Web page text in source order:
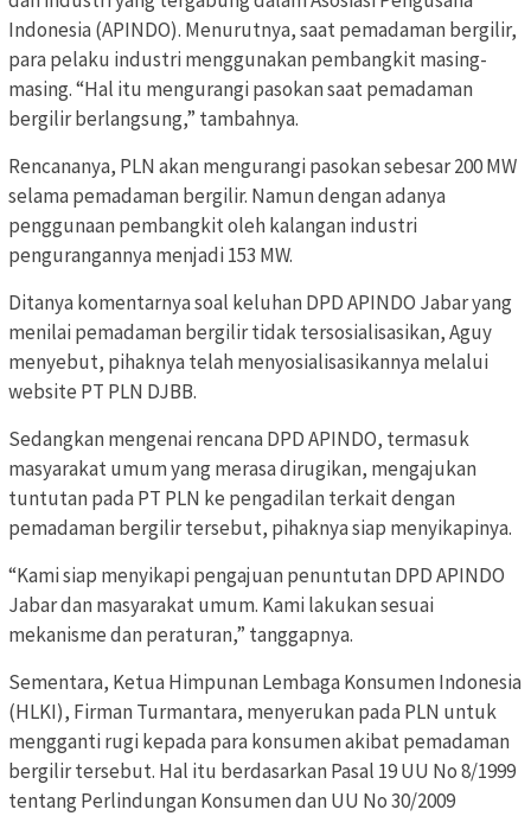
Indonesia (APINDO). Menurutnya, saat pemadaman bergilir,
para pelaku industri menggunakan pembangkit masing-
masing. “Hal itu mengurangi pasokan saat pemadaman
bergilir berlangsung,” tambahnya.
Rencananya, PLN akan mengurangi pasokan sebesar 200 MW
selama pemadaman bergilir. Namun dengan adanya
penggunaan pembangkit oleh kalangan industri
pengurangannya menjadi 153 MW.
Ditanya komentarnya soal keluhan DPD APINDO Jabar yang
menilai pemadaman bergilir tidak tersosialisasikan, Aguy
menyebut, pihaknya telah menyosialisasikannya melalui
website PT PLN DJBB.
Sedangkan mengenai rencana DPD APINDO, termasuk
masyarakat umum yang merasa dirugikan, mengajukan
tuntutan pada PT PLN ke pengadilan terkait dengan
pemadaman bergilir tersebut, pihaknya siap menyikapinya.
“Kami siap menyikapi pengajuan penuntutan DPD APINDO
Jabar dan masyarakat umum. Kami lakukan sesuai
mekanisme dan peraturan,” tanggapnya.
Sementara, Ketua Himpunan Lembaga Konsumen Indonesia
(HLKI), Firman Turmantara, menyerukan pada PLN untuk
mengganti rugi kepada para konsumen akibat pemadaman
bergilir tersebut. Hal itu berdasarkan Pasal 19 UU No 8/1999
tentang Perlindungan Konsumen dan UU No 30/2009